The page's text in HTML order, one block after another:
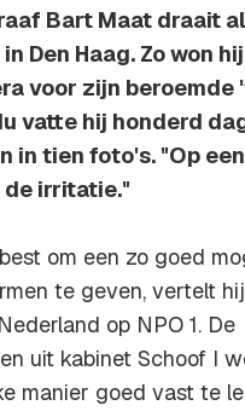
Bart Maat draait
Den Haag. Zo won
voor zijn
vatte hij honderd
in tien foto's. "Op
de irritatie."
om een zo goed
te geven, vertelt
op NPO 1. De
uit kabinet Schoof I
manier goed vast te